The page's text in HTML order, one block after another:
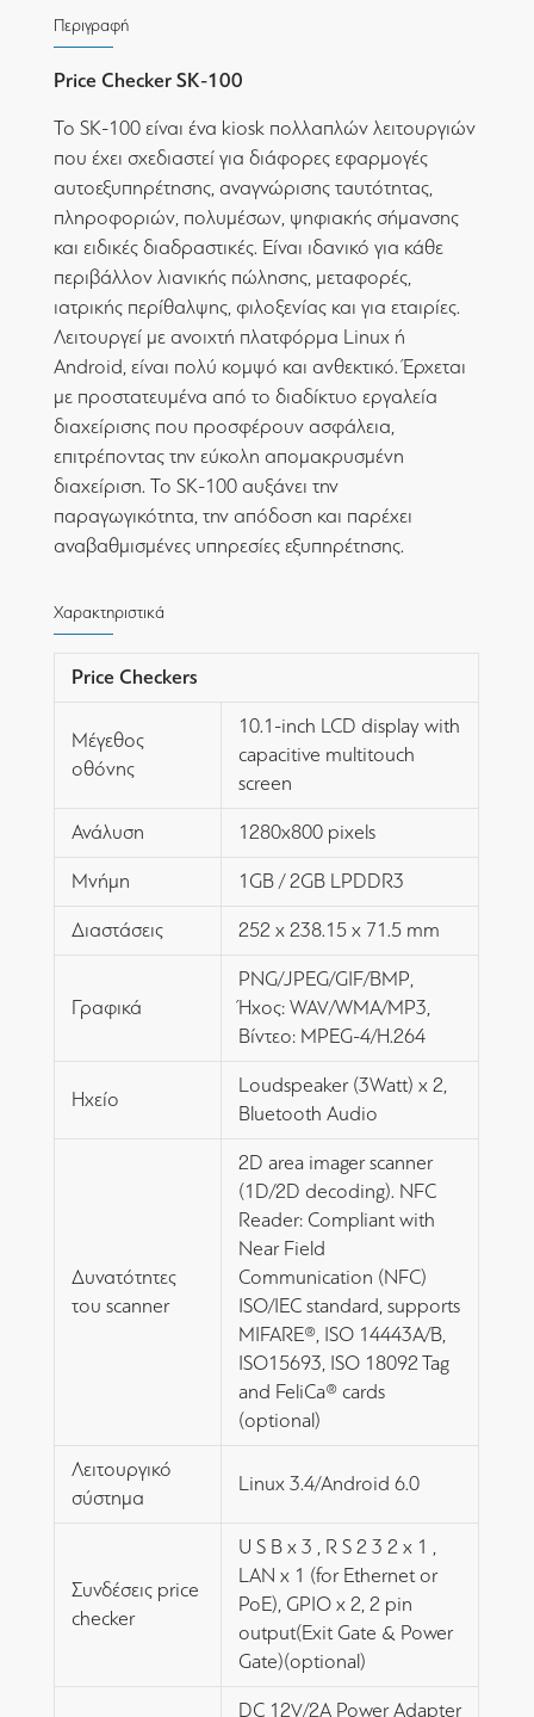
Περιγραφή
Price Checker SK-100
Το SK-100 είναι ένα kiosk πολλαπλών λειτουργιών
που έχει σχεδιαστεί για διάφορες εφαρμογές
αυτοεξυπηρέτησης, αναγνώρισης ταυτότητας,
πληροφοριών, πολυμέσων, ψηφιακής σήμανσης
και ειδικές διαδραστικές. Είναι ιδανικό για κάθε
περιβάλλον λιανικής πώλησης, μεταφορές,
ιατρικής περίθαλψης, φιλοξενίας και για εταιρίες.
Λειτουργεί με ανοιχτή πλατφόρμα Linux ή
Android, είναι πολύ κομψό και ανθεκτικό. Έρχεται
με προστατευμένα από το διαδίκτυο εργαλεία
διαχείρισης που προσφέρουν ασφάλεια,
επιτρέποντας την εύκολη απομακρυσμένη
διαχείριση. Το SK-100 αυξάνει την
παραγωγικότητα, την απόδοση και παρέχει
αναβαθμισμένες υπηρεσίες εξυπηρέτησης.
Χαρακτηριστικά
Price Checkers
Μέγεθος
οθόνης
10.1-inch LCD display with
capacitive multitouch
screen
Ανάλυση 1280x800 pixels
Μνήμη 1GB / 2GB LPDDR3
Διαστάσεις 252 x 238.15 x 71.5 mm
Γραφικά
PNG/JPEG/GIF/BMP,
Ήχος: WAV/WMA/MP3,
Βίντεο: MPEG-4/H.264
Ηχείο
Loudspeaker (3Watt) x 2,
Bluetooth Audio
Δυνατότητες
του scanner
2D area imager scanner
(1D/2D decoding). NFC
Reader: Compliant with
Near Field
Communication (NFC)
ISO/IEC standard, supports
MIFARE®, ISO 14443A/B,
ISO15693, ISO 18092 Tag
and FeliCa® cards
(optional)
Λειτουργικό
σύστημα
Linux 3.4/Android 6.0
Συνδέσεις price
checker
U S B x 3 , R S 2 3 2 x 1 ,
LAN x 1 (for Ethernet or
PoE), GPIO x 2, 2 pin
output(Exit Gate & Power
Gate)(optional)
DC 12V/2A Power Adapter